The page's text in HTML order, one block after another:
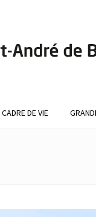
CADRE DE VIE